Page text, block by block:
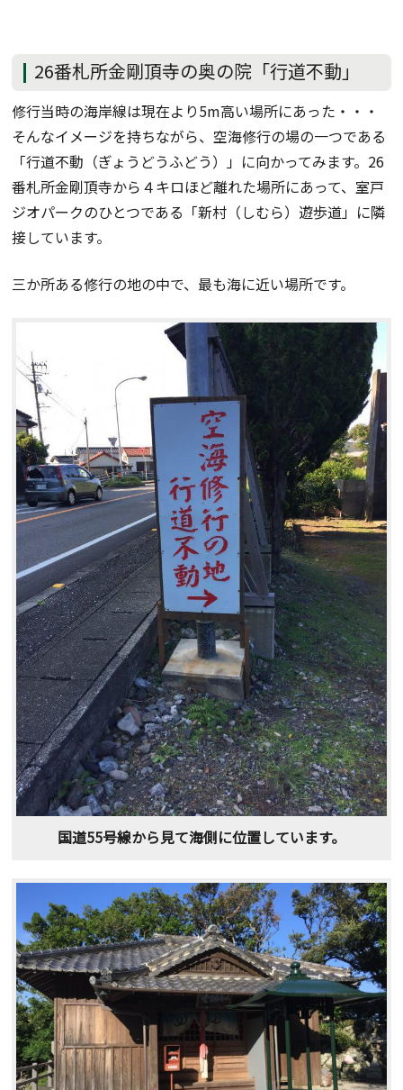
26番札所金剛頂寺の奥の院「行道不動」
修行当時の海岸線は現在より5m高い場所にあった・・・
そんなイメージを持ちながら、空海修行の場の一つである
「行道不動（ぎょうどうふどう）」に向かってみます。26
番札所金剛頂寺から４キロほど離れた場所にあって、室戸
ジオパークのひとつである「新村（しむら）遊歩道」に隣
接しています。
三か所ある修行の地の中で、最も海に近い場所です。
国道55号線から見て海側に位置しています。